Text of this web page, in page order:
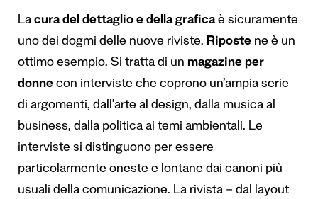
La cura del dettaglio e della graficaè sicuramente
uno dei dogmi delle nuove riviste. Riposte ne è un
ottimo esempio. Si tratta di un magazine per
donne con interviste che coprono un’ampia serie
di argomenti, dall’arte al design, dalla musica al
business, dalla politica ai temi ambientali. Le
interviste si distinguono per essere
particolarmente oneste e lontane dai canoni più
usuali della comunicazione. La rivista – dal layout